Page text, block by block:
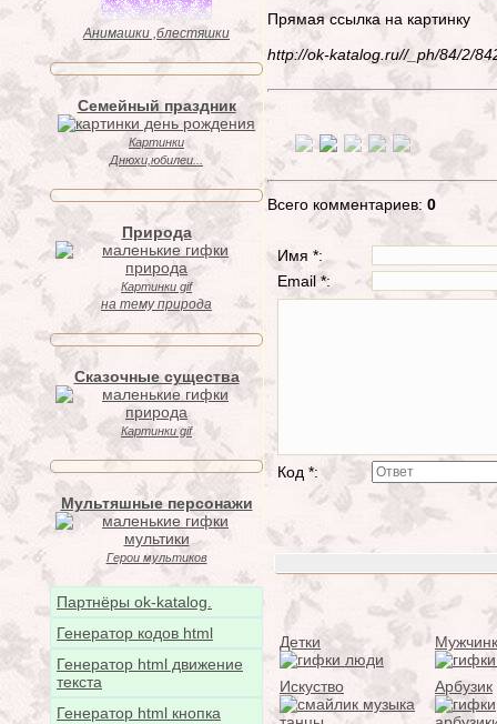
Анимашки ,блестяшки
Семейный праздник
Картинки
Днюхи,юбилеи...
Природа
Картинки gif
на тему природа
Сказочные существа
Картинки gif
Мультяшные персонажи
Герои мультиков
Партнёры ok-katalog.
Генератор кодов html
Генератор html движение
текста
Генератор html кнопка
Прямая ссылка на картинку
http://ok-katalog.ru//_ph/84/2/
Всего комментариев: 0
Имя *:
Email *:
Код *:
Детки
Искуство Арбузик